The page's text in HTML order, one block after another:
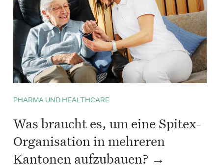
PHARMA UND HEALTHCARE
Was braucht es, um eine Spitex-
Organisation in mehreren
Kantonen aufzubauen?